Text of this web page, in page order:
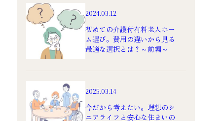
2024.03.12
初めての介護付有料老人ホー
ム選び。費用の違いから見る
最適な選択とは？～前編～
2025.03.14
今だから考えたい。理想のシ
ニアライフと安心な住まいの